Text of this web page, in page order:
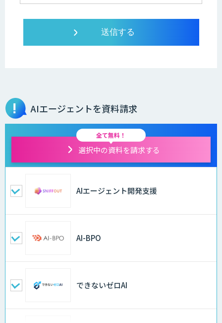
AIエージェントを資料請求
全て無料！
選択中の資料を請求する
AIエージェント開発支援
AI-BPO
できないゼロAI